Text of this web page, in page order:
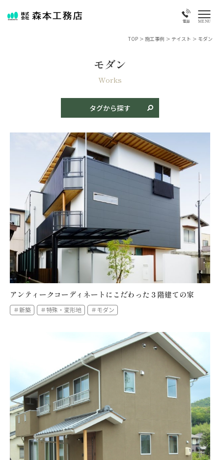
電話 MENU
TOP > 施工事例 > テイスト > モダン
モダン
Works
タグから探す
商品名
古民家再生
タイプ
二階建て 特殊・変形地 二世帯住宅
テイスト
和風 モダン 和モダン 洋風
焼き板 漆喰
全件を表示する
アンティークコーディネートにこだわった３階建ての家
＃新築 ＃特殊・変形地 ＃モダン